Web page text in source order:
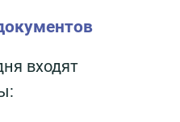
входят